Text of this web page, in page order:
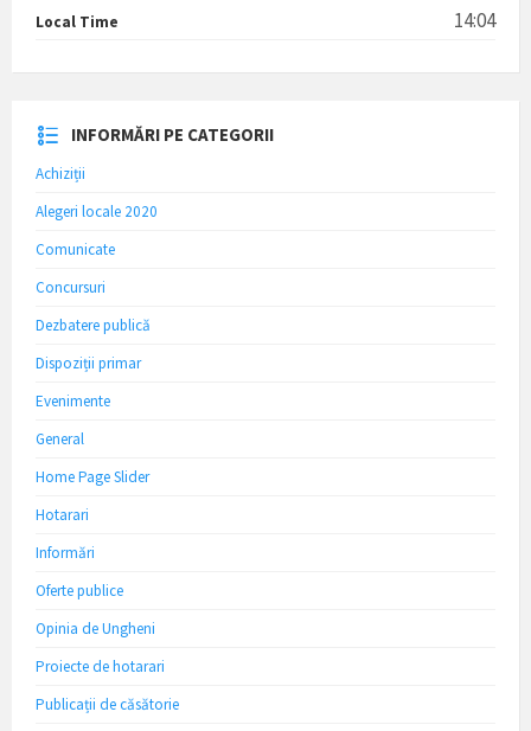
Local Time 14:04
INFORMĂRI PE CATEGORII
Achiziții
Alegeri locale 2020
Comunicate
Concursuri
Dezbatere publică
Dispoziții primar
Evenimente
General
Home Page Slider
Hotarari
Informări
Oferte publice
Opinia de Ungheni
Proiecte de hotarari
Publicații de căsătorie